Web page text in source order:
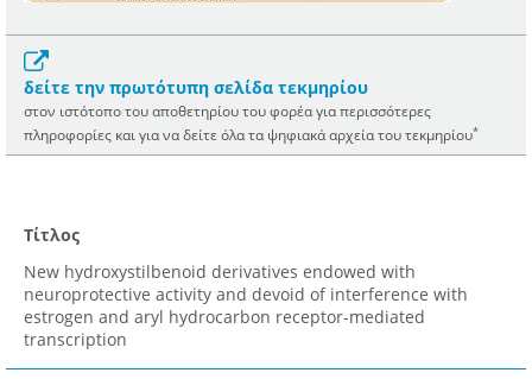
δείτε την πρωτότυπη σελίδα τεκμηρίου
στον ιστότοπο του αποθετηρίου του φορέα για περισσότερες
πληροφορίες και για να δείτε όλα τα ψηφιακά αρχεία του τεκμηρίου*
Τίτλος
New hydroxystilbenoid derivatives endowed with
neuroprotective activity and devoid of interference with
estrogen and aryl hydrocarbon receptor-mediated
transcription